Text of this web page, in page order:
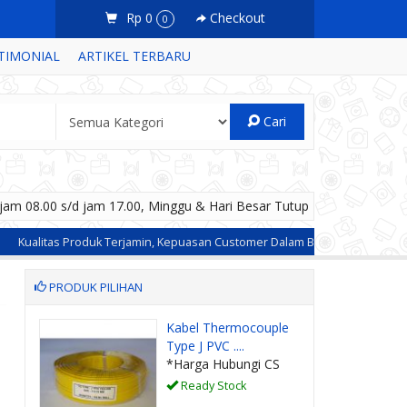
Rp 0 0 Checkout
ARTIKEL TERBARU
Cari
08.00 s/d jam 17.00, Minggu & Hari Besar Tutup
Produk Terjamin, Kepuasan Customer Dalam Berbelanja adalah
PRODUK PILIHAN
Kabel Thermocouple
Type J PVC ....
*Harga Hubungi CS
Ready Stock